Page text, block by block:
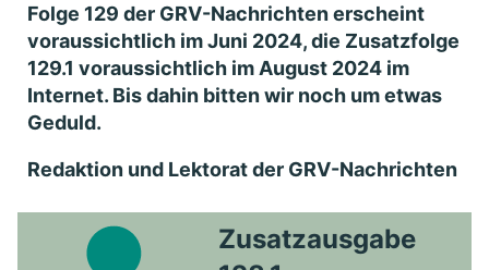
Folge 129 der GRV-Nachrichten erscheint
voraussichtlich im Juni 2024, die Zusatzfolge
129.1 voraussichtlich im August 2024 im
Internet. Bis dahin bitten wir noch um etwas
Geduld.
Redaktion und Lektorat der GRV-Nachrichten
Zusatzausgabe